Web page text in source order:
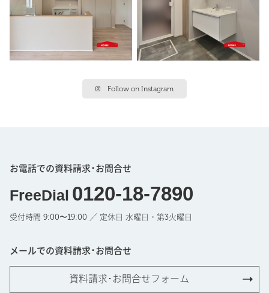
Follow on Instagram
お電話での資料請求･お問合せ
FreeDial 0120-18-7890
受付時間 9:00〜19:00 ／ 定休日 水曜日・第3火曜日
メールでの資料請求･お問合せ
資料請求･お問合せフォーム